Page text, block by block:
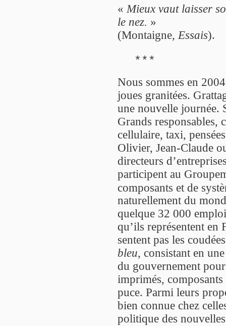
« Mieux vaut laisser
le nez. »
(Montaigne, Essais).
***
Nous sommes en
joues granitées.
une nouvelle journée.
Grands responsables,
cellulaire, taxi,
Olivier, Jean-Claude
directeurs
participent au
composants et de
naturellement du
quelque 32 000
qu’ils représentent en
sentent pas les
bleu, consistant en
du gouvernement
imprimés,
puce. Parmi leurs
bien connue chez
politique des